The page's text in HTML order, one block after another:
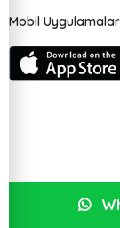
Mobil